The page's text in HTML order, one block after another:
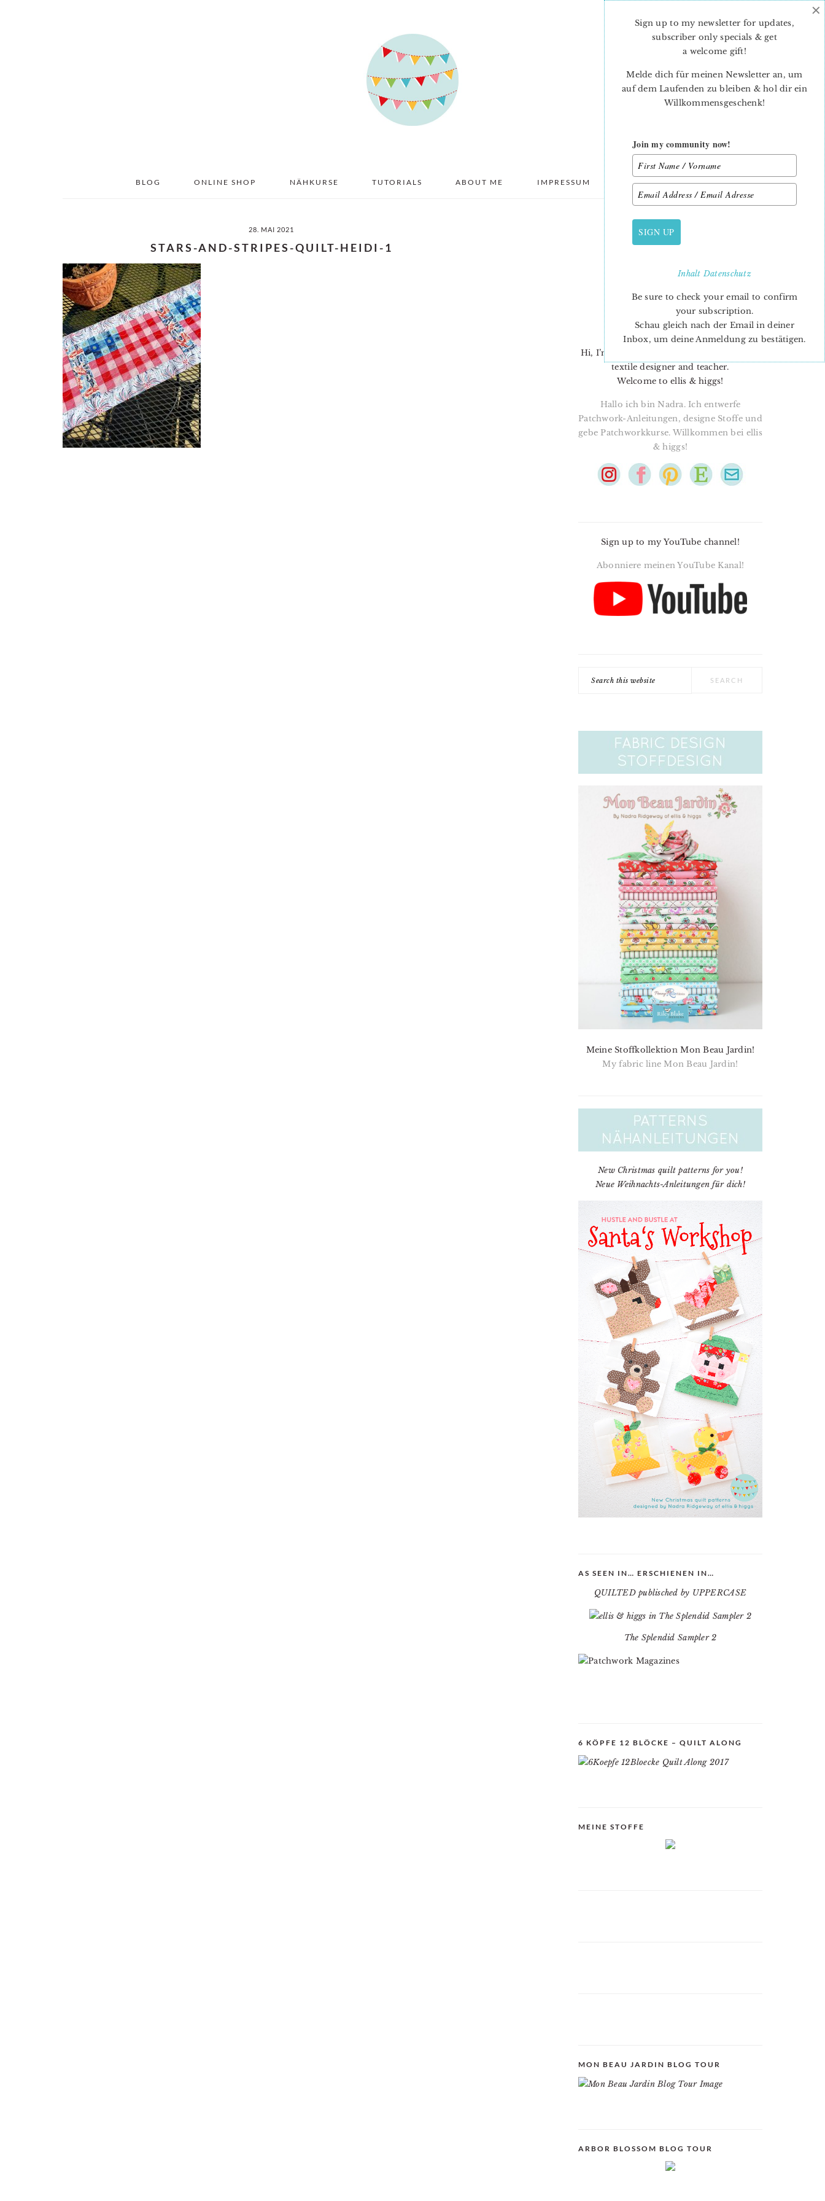
BLOG ONLINE SHOP NÄHKURSE TUTORIALS ABOUT ME IMPRESSUM DATENSCHUTZ
28. MAI 2021
STARS-AND-STRIPES-QUILT-HEIDI-1
PRIMARY
SIDEBAR
Hi, I’m Nadra. I’m a quilt pattern designer,
textile designer and teacher.
Welcome to ellis & higgs!
Hallo ich bin Nadra. Ich entwerfe
Patchwork-Anleitungen, designe Stoffe und
gebe Patchworkkurse. Willkommen bei ellis
& higgs!
Sign up to my YouTube channel!
Abonniere meinen YouTube Kanal!
Meine Stoffkollektion Mon Beau Jardin!
My fabric line Mon Beau Jardin!
New Christmas quilt patterns for you!
Neue Weihnachts-Anleitungen für dich!
AS SEEN IN… ERSCHIENEN IN…
QUILTED publisched by UPPERCASE
The Splendid Sampler 2
6 KÖPFE 12 BLÖCKE – QUILT ALONG
MEINE STOFFE
MON BEAU JARDIN BLOG TOUR
ARBOR BLOSSOM BLOG TOUR
Sign up to my newsletter for updates,
subscriber only specials & get
a welcome gift!
Melde dich für meinen Newsletter an, um
auf dem Laufenden zu bleiben & hol dir ein
Willkommensgeschenk!
Join my community now!
SIGN UP
InhaltDatenschutz
Be sure to check your email to confirm
your subscription.
Schau gleich nach der Email in deiner
Inbox, um deine Anmeldung zu bestätigen.
×